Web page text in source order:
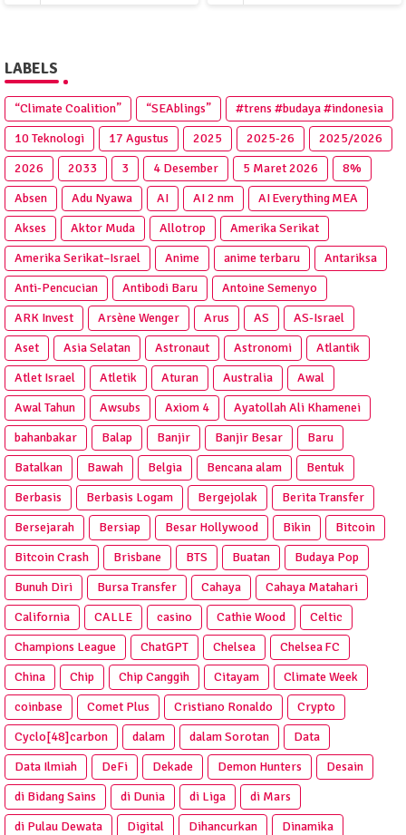
LABELS
“Climate Coalition” “SEAblings”
#trens #budaya #indonesia
10 Teknologi
17 Agustus 2025 2025‑26
2025/2026
2026
2033 3 4 Desember 5 Maret 2026
8%
Absen
Adu Nyawa AI AI 2 nm
AI Everything MEA
Akses
Aktor Muda Allotrop
Amerika Serikat
Amerika Serikat–Israel
Anime anime terbaru
Antariksa
Anti‑Pencucian
Antibodi Baru
Antoine Semenyo
ARK Invest
Arsène Wenger Arus AS
AS-Israel
Aset
Asia Selatan Astronaut Astronomi
Atlantik
Atlet Israel
Atletik Aturan Australia
Awal
Awal Tahun
Awsubs Axiom 4
Ayatollah Ali Khamenei
bahanbakar
Balap Banjir Banjir Besar
Baru
Batalkan
Bawah Belgia Bencana alam
Bentuk
Berbasis
Berbasis Logam Bergejolak
Berita Transfer
Bersejarah
Bersiap Besar Hollywood Bikin
Bitcoin
Bitcoin Crash
Brisbane BTS Buatan
Budaya Pop
Bunuh Diri
Bursa Transfer Cahaya
Cahaya Matahari
California
CALLE casino Cathie Wood
Celtic
Champions League
ChatGPT Chelsea
Chelsea FC
China
Chip Chip Canggih Citayam
Climate Week
coinbase
Comet Plus Cristiano Ronaldo
Crypto
Cyclo[48]carbon
dalam dalam Sorotan
Data
Data Ilmiah
DeFi Dekade Demon Hunters
Desain
di Bidang Sains
di Dunia di Liga
di Mars
di Pulau Dewata
Digital Dihancurkan
Dinamika